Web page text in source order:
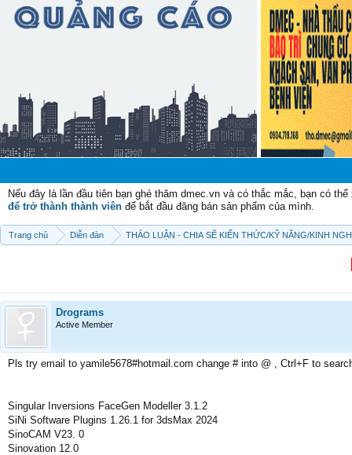
Nếu đây là lần đầu tiên bạn ghé thăm dmec.vn và có thắc mắc, bạn có
để trở thành thành viên để bắt đầu đăng bán sản phẩm của mình.
Trang chủ Diễn đàn THẢO LUẬN - CHIA SẼ KIẾN THỨC/KỸ NĂNG/KINH
Drograms
Active Member
Pls try email to yamile5678#hotmail.com change # into @ , Ctrl+F to
Singular Inversions FaceGen Modeller 3.1.2
SiNi Software Plugins 1.26.1 for 3dsMax 2024
SinoCAM V23. 0
Sinovation 12.0